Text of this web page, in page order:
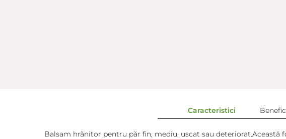
Caracteristici
Balsam hrănitor pentru păr fin, mediu, uscat sau